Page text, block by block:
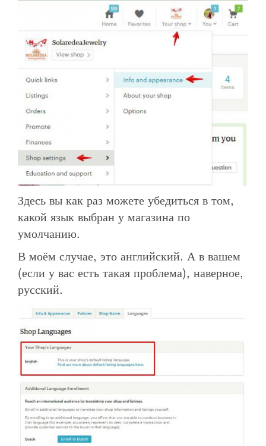
Здесь вы как раз можете убедиться в том,
какой язык выбран у магазина по
умолчанию.
В моём случае, это английский. А в вашем
(если у вас есть такая проблема), наверное,
русский.